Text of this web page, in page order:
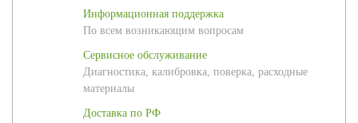
Информационная поддержка
По всем возникающим вопросам
Сервисное обслуживание
Диагностика, калибровка, поверка, расходные
материалы
Доставка по РФ